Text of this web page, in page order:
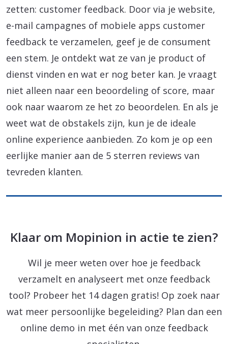
zetten: customer feedback. Door via je website,
e-mail campagnes of mobiele apps customer
feedback te verzamelen, geef je de consument
een stem. Je ontdekt wat ze van je product of
dienst vinden en wat er nog beter kan. Je vraagt
niet alleen naar een beoordeling of score, maar
ook naar waarom ze het zo beoordelen. En als je
weet wat de obstakels zijn, kun je de ideale
online experience aanbieden. Zo kom je op een
eerlijke manier aan de 5 sterren reviews van
tevreden klanten.
Klaar om Mopinion in actie te zien?
Wil je meer weten over hoe je feedback
verzamelt en analyseert met onze feedback
tool? Probeer het 14 dagen gratis! Op zoek naar
wat meer persoonlijke begeleiding? Plan dan een
online demo in met één van onze feedback